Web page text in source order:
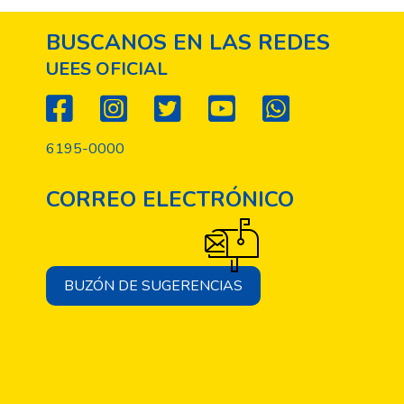
BUSCANOS EN LAS REDES
UEES OFICIAL
6195-0000
CORREO ELECTRÓNICO
BUZÓN DE SUGERENCIAS